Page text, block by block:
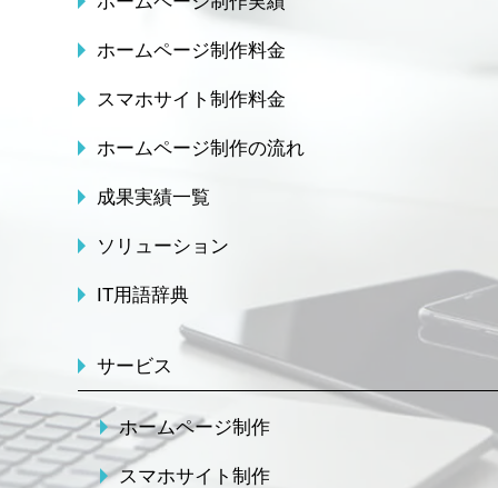
ホームページ制作料金
スマホサイト制作料金
ホームページ制作の流れ
成果実績一覧
ソリューション
IT用語辞典
サービス
ホームページ制作
スマホサイト制作